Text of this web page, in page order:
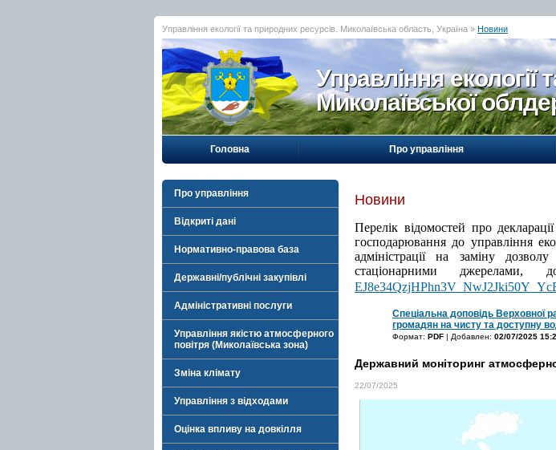
Управління екології та природних ресурсів. Миколаївська область, Україна » Новини
Управління екології
Миколаївської
Головна Про управління
Про управління
Відкриті дані
Нормативно-правова база
Державні/публічні закупівлі
Адміністративні послуги
Управління якістю атмосферного
повітря (Миколаївська зона)
Зміна клімату
Управління з відходами
Оцінка впливу на довкілля
Новини
Перелік відомостей про
господарювання до управління
адміністрації на заміну
стаціонарними
Спеціальна доповідь Верховної
громадян на чисту та доступну
Формат: PDF | Добавлен: 02/07/2025
Державний моніторинг
22/07/2025